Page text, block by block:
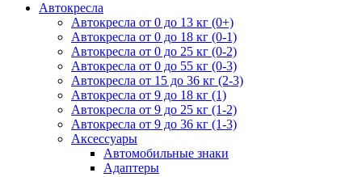
Автокресла
Автокресла от 0 до 13 кг (0+)
Автокресла от 0 до 18 кг (0-1)
Автокресла от 0 до 25 кг (0-2)
Автокресла от 0 до 55 кг (0-3)
Автокресла от 15 до 36 кг (2-3)
Автокресла от 9 до 18 кг (1)
Автокресла от 9 до 25 кг (1-2)
Автокресла от 9 до 36 кг (1-3)
Аксессуары
Автомобильные знаки
Адаптеры